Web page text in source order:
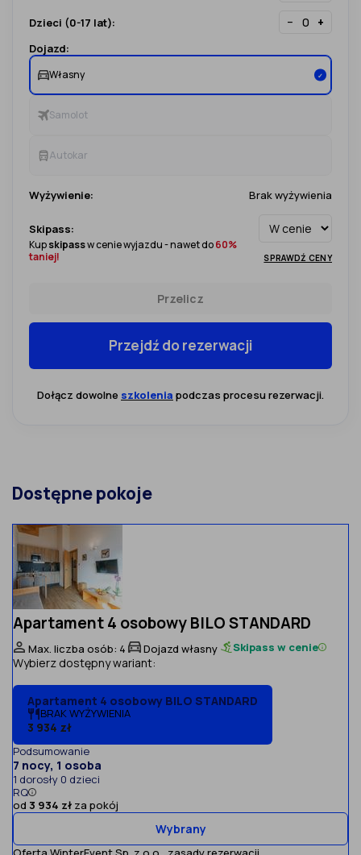
Dzieci (0-17 lat): − +
Dojazd:
Własny ✓
Samolot
Autokar
Wyżywienie: Brak wyżywienia
Skipass:
Kupskipassw cenie wyjazdu - nawet do60%
taniej!
SPRAWDŹ CENY
Przelicz
Przejdź do rezerwacji
Dołącz dowolne szkolenia podczas procesu rezerwacji.
Dostępne pokoje
Apartament 4 osobowy BILO STANDARD
Max. liczba osób: 4 Dojazd własny Skipass w cenie
Wybierz dostępny wariant:
Apartament 4 osobowy BILO STANDARD
BRAK WYŻYWIENIA
3 934 zł
Podsumowanie
7 nocy, 1 osoba
1 dorosły 0 dzieci
RQ
od 3 934 zł za pokój
Wybrany